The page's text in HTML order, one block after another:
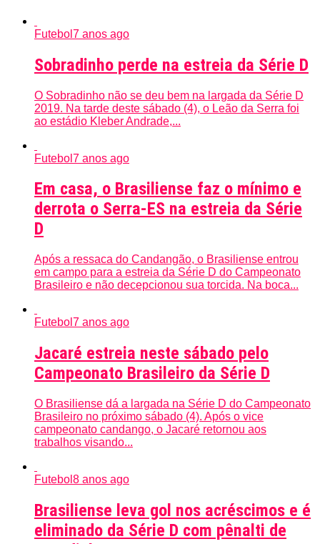
Futebol 7 anos ago
Sobradinho perde na estreia da Série D
O Sobradinho não se deu bem na largada da Série D
2019. Na tarde deste sábado (4), o Leão da Serra foi
ao estádio Kleber Andrade,...
Futebol 7 anos ago
Em casa, o Brasiliense faz o mínimo e
derrota o Serra-ES na estreia da Série
D
Após a ressaca do Candangão, o Brasiliense entrou
em campo para a estreia da Série D do Campeonato
Brasileiro e não decepcionou sua torcida. Na boca...
Futebol 7 anos ago
Jacaré estreia neste sábado pelo
Campeonato Brasileiro da Série D
O Brasiliense dá a largada na Série D do Campeonato
Brasileiro no próximo sábado (4). Após o vice
campeonato candango, o Jacaré retornou aos
trabalhos visando...
Futebol 8 anos ago
Brasiliense leva gol nos acréscimos e é
eliminado da Série D com pênalti de